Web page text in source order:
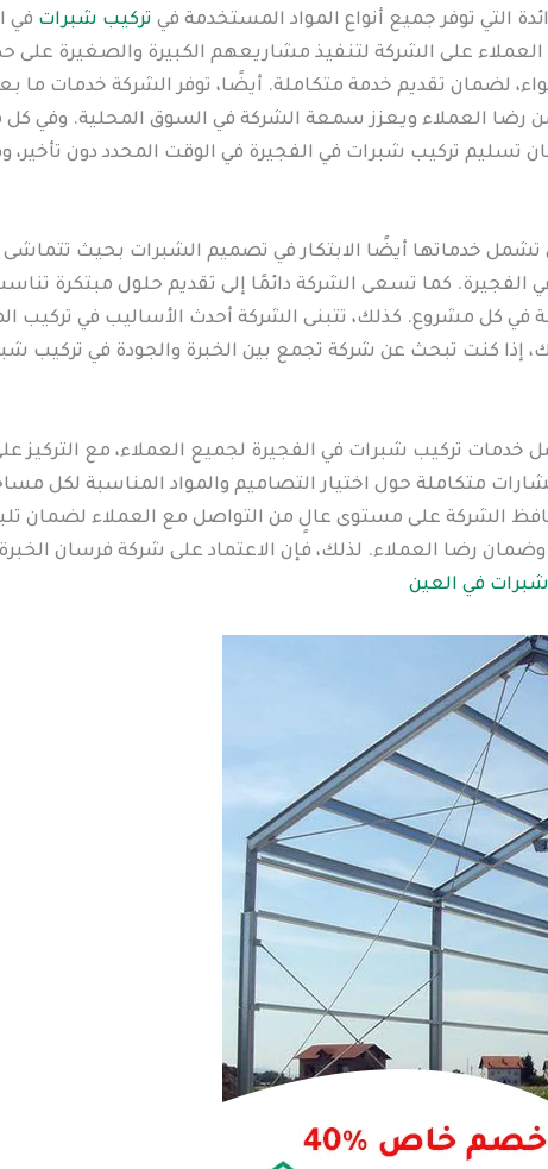
التي توفر جميع أنواع المواد المستخدمة في تركيب شبرات في
من العملاء على الشركة لتنفيذ مشاريعهم الكبيرة والصغيرة
لضمان تقديم خدمة متكاملة. أيضًا، توفر الشركة خدمات ما
رضا العملاء ويعزز سمعة الشركة في السوق المحلية. وفي كل
تسليم تركيب شبرات في الفجيرة في الوقت المحدد دون تأخير،
تشمل خدماتها أيضًا الابتكار في تصميم الشبرات بحيث
الفجيرة. كما تسعى الشركة دائمًا إلى تقديم حلول مبتكرة
في كل مشروع. كذلك، تتبنى الشركة أحدث الأساليب في تركيب
إذا كنت تبحث عن شركة تجمع بين الخبرة والجودة في تركيب
خدمات تركيب شبرات في الفجيرة لجميع العملاء، مع التركيز
متكاملة حول اختيار التصاميم والمواد المناسبة لكل
الشركة على مستوى عالٍ من التواصل مع العملاء لضمان
رضا العملاء. لذلك، فإن الاعتماد على شركة فرسان
في العين